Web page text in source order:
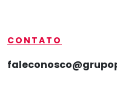
CONTATO